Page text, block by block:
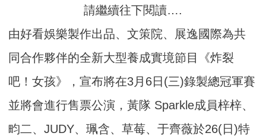
請繼續往下閱讀….
由好看娛樂製作出品、文策院、展逸國際為共
同合作夥伴的全新大型養成實境節目《炸裂
吧！女孩》，宣布將在3月6日(三)錄製總冠軍賽
並將會進行售票公演，黃隊 Sparkle成員梓梓、
畇二、JUDY、珮含、草莓、于齊薇於26(日)特